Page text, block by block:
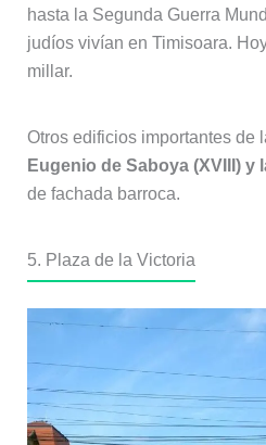
hasta la Segunda Guerra
judíos vivían en Timisoara.
millar.
Otros edificios importantes de
Eugenio de Saboya (XVIII) y
de fachada barroca.
5. Plaza de la Victoria